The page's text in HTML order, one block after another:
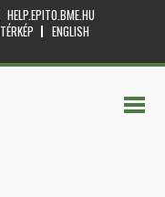
HELP.EPITO.BME.HU
TÉRKÉP
ENGLISH